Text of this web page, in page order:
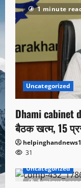
1 minute
Uncategorized
Dhami cabinet
बैठक खत्म, 15
31
1 minute
Uncategorized